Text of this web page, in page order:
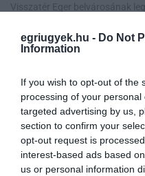
egriugyek.hu - Do Not
Information
If you wish to opt-out of the
processing of your
targeted advertising by us,
section to confirm your
opt-out request is
interest-based ads based
us or personal information
Visszatér Eger belvárosának
magyar
kamara